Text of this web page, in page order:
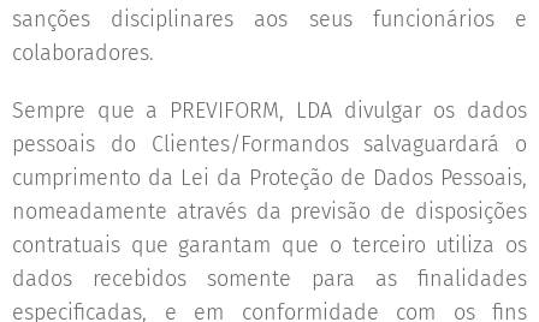
sanções disciplinares aos seus funcionários e
colaboradores.
Sempre que a PREVIFORM, LDA divulgar os dados
pessoais do Clientes/Formandos salvaguardará o
cumprimento da Lei da Proteção de Dados Pessoais,
nomeadamente através da previsão de disposições
contratuais que garantam que o terceiro utiliza os
dados recebidos somente para as finalidades
especificadas, e em conformidade com os fins